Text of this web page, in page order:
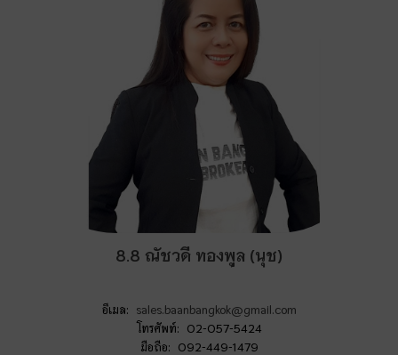
8.8 ณัชวดี ทองพูล (นุช)
อีเมล: sales.baanbangkok@gmail.com
โทรศัพท์: 02-057-5424
มือถือ: 092-449-1479